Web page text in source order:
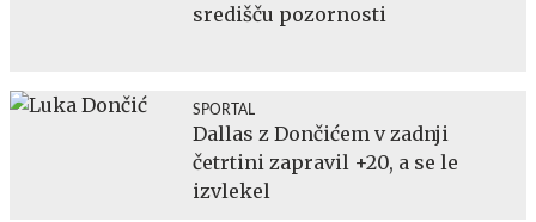
središču pozornosti
SPORTAL
Dallas z Dončićem v zadnji
četrtini zapravil +20, a se le
izvlekel